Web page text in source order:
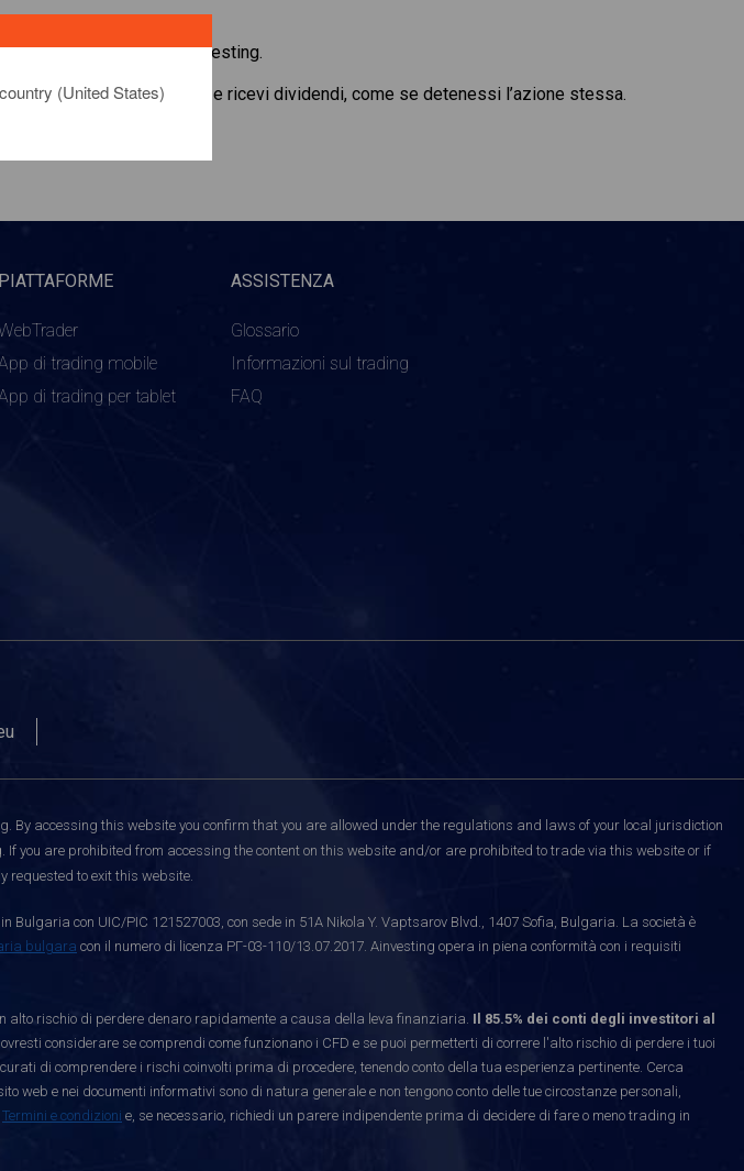
di trading in CFD di Ainvesting.
quotazioni in tempo reale e ricevi dividendi, come se detenessi l’azione stessa.
PIATTAFORME
di trading mobile
di trading per tablet
ASSISTENZA
Glossario
Informazioni sul trading
FAQ
By accessing this website you confirm that you are allowed under the regulations and laws of your local jurisdiction
you are prohibited from accessing the content on this website and/or are prohibited to trade via this website or if
requested to exit this website.
con UIC/PIC 121527003, con sede in 51A Nikola Y. Vaptsarov Blvd., 1407 Sofia, Bulgaria. La società è
bulgara con il numero di licenza РГ-03-110/13.07.2017. Ainvesting opera in piena conformità con i requisiti
alto rischio di perdere denaro rapidamente a causa della leva finanziaria. Il 85.5% dei conti degli investitori al
considerare se comprendi come funzionano i CFD e se puoi permetterti di correre l'alto rischio di perdere i tuoi
di comprendere i rischi coinvolti prima di procedere, tenendo conto della tua esperienza pertinente. Cerca
web e nei documenti informativi sono di natura generale e non tengono conto delle tue circostanze personali,
Termini e condizioni e, se necessario, richiedi un parere indipendente prima di decidere di fare o meno trading in
(United States)